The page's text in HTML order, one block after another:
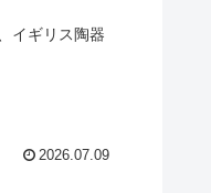
イギリス陶器
2026.07.09